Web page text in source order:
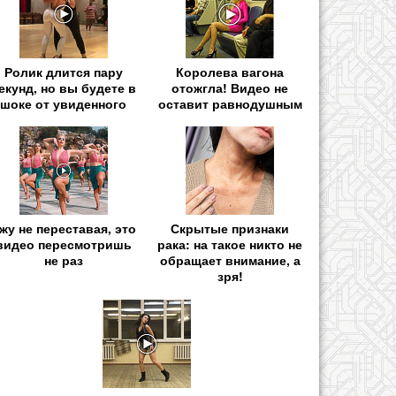
Ролик длится пару
но вы будете в
шоке от увиденного
Королева вагона
отожгла! Видео не
оставит равнодушным
не переставая, это
пересмотришь
не раз
Скрытые признаки
рака: на такое никто не
обращает внимание, а
зря!